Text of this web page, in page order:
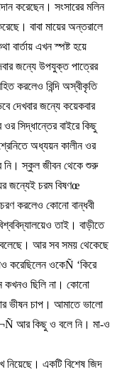
করেছেন। সংসারের মলিন
বাবা মায়ের অন্তরালে
বার্তায় এখন স্পষ্ট হয়ে
জন্যে উপযুক্ত পাত্রের
করলেও বিন্দি অস্বীকৃতি
দেখবার জন্যে কয়েকবার
ওর সিদ্ধান্তের বাইরে কিছু
অধ্যয়ন কালীন ওর
নি। স্কুল জীবন থেকে শুরু
জন্যেই চরম বিষণœ
করলেও কোনো বান্ধবী
তাই। বাড়ীতে
বলেছে। আর সব সময় থেকেছে
করেছিলেন ওকেÑ ‘কিরে
কখনও ছিলি না। কোনো
ভীষন চাপ। আমাতে ভালো
আর কিছু ও বলে নি। মা-ও
নিয়েছে। একটি বিশেষ জিদ